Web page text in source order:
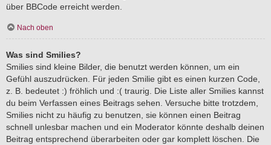
über BBCode erreicht werden.
Nach oben
Was sind Smilies?
Smilies sind kleine Bilder, die benutzt werden können, um ein
Gefühl auszudrücken. Für jeden Smilie gibt es einen kurzen Code,
z. B. bedeutet :) fröhlich und :( traurig. Die Liste aller Smilies kannst
du beim Verfassen eines Beitrags sehen. Versuche bitte trotzdem,
Smilies nicht zu häufig zu benutzen, sie können einen Beitrag
schnell unlesbar machen und ein Moderator könnte deshalb deinen
Beitrag entsprechend überarbeiten oder gar komplett löschen. Die